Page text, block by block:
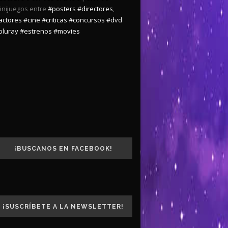
entre #posters #directores,
#cine #criticas #concursos #dvd
#estrenos #movies
¡BUSCANOS EN FACEBOOK!
¡SUSCRÍBETE A LA NEWSLETTER!